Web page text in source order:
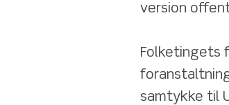
version
Folketingets
samtykke til